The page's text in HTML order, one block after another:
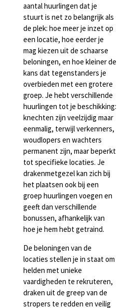
aantal huurlingen dat je
stuurt is net zo belangrijk als
de plek: hoe meer je inzet op
een locatie, hoe eerder je
mag kiezen uit de schaarse
beloningen, en hoe kleiner de
kans dat tegenstanders je
overbieden met een grotere
groep. Je hebt verschillende
huurlingen tot je beschikking:
knechten zijn veelzijdig maar
eenmalig, terwijl verkenners,
woudlopers en wachters
permanent zijn, maar beperkt
tot specifieke locaties. Je
drakenmetgezel kan zich bij
het plaatsen ook bij een
groep huurlingen voegen en
geeft dan verschillende
bonussen, afhankelijk van
hoe je hem hebt getraind.
De beloningen van de
locaties stellen je in staat om
helden met unieke
vaardigheden te rekruteren,
draken uit de greep van de
stropers te redden en veilig